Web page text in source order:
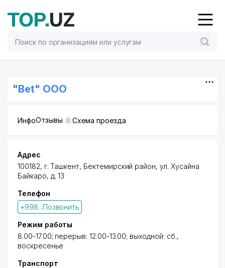
"Bet" ООО
ИнфоОтзывы 0 Схема проезда
Адрес
100182, г. Ташкент, Бектемирский район,ул. Хусайна
Байкаро, д. 13
Телефон
+998...Позвонить
Режим работы
8.00-17.00; перерыв: 12.00-13.00; выходной: сб.,
воскресенье
Транспорт